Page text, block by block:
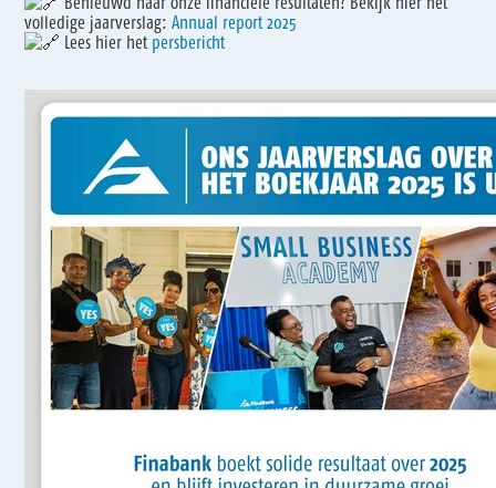
volledige jaarverslag:Annual report 2025
Lees hier het persbericht